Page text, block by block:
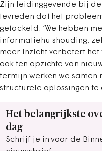
Zijn leidinggevende bij de
tevreden dat het
getackeld. ‘We hebben
informatiehuishouding,
meer inzicht verbetert het
ook ten opzichte van
termijn werken we samen
structurele oplossingen te
Het belangrijkste
dag
Schrijf je in voor de